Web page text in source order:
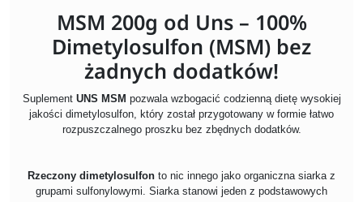
MSM 200g od Uns – 100%
Dimetylosulfon (MSM) bez
żadnych dodatków!
Suplement UNS MSM pozwala wzbogacić codzienną dietę wysokiej
jakości dimetylosulfon, który został przygotowany w formie łatwo
rozpuszczalnego proszku bez zbędnych dodatków.
Rzeczony dimetylosulfon to nic innego jako organiczna siarka z
grupami sulfonylowymi. Siarka stanowi jeden z podstawowych